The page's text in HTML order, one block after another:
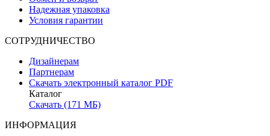
Надежная упаковка
Условия гарантии
СОТРУДНИЧЕСТВО
Дизайнерам
Партнерам
Скачать электронный каталог PDF
Каталог
Скачать (171 МБ)
ИНФОРМАЦИЯ